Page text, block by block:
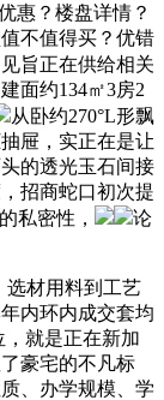
惠？楼盘详情？
不值得买？优错
旨正在供给相关
面约134㎡3房2
从卧约270°L形飘
屉，实正在是让
的透光玉石间接
招商蛇口初次提
私密性，
论
材用料到工艺
内环内成交套均
，就是正在新加
豪宅的不凡标
、办学规模、学